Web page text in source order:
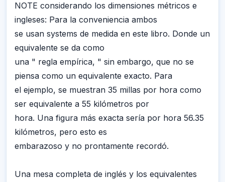
NOTE considerando los dimensiones métricos e
ingleses: Para la conveniencia ambos
se usan systems de medida en este libro. Donde un
equivalente se da como
una " regla empírica, " sin embargo, que no se
piensa como un equivalente exacto. Para
el ejemplo, se muestran 35 millas por hora como
ser equivalente a 55 kilómetros por
hora. Una figura más exacta sería por hora 56.35
kilómetros, pero esto es
embarazoso y no prontamente recordó.
Una mesa completa de inglés y los equivalentes